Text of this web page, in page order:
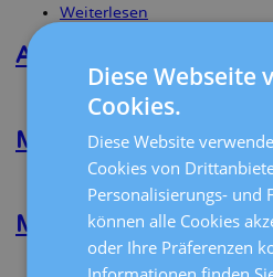
Weiterlesen
Aché
Cabrera
Angelina Naranjo
Weiterlesenüber
Angelina
Naranjo
Boccardo
Maria A. Abreu
Maria
A.
Abreu
Pandare
Montserrat Monterde
Weiterlesenüber
Diese Webseite
Cookies.
Diese Website
Cookies von
Personalisierungs- und
können alle Cookies
oder Ihre Präferenzen